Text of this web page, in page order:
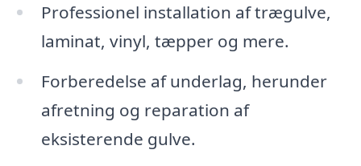
Professionel installation af trægulve,
laminat, vinyl, tæpper og mere.
Forberedelse af underlag, herunder
afretning og reparation af
eksisterende gulve.